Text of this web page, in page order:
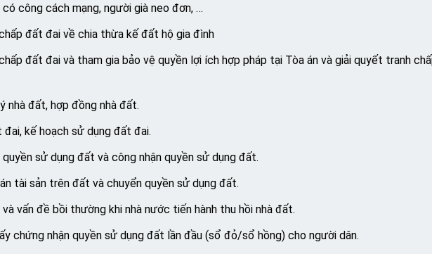
có công cách mạng, người già neo đơn, …
đất đai về chia thừa kế đất hộ gia đình
đất đai và tham gia bảo vệ quyền lợi ích hợp pháp tại Tòa án và giải quyết tranh
nhà đất, hợp đồng nhà đất.
kế hoạch sử dụng đất đai.
sử dụng đất và công nhận quyền sử dụng đất.
tài sản trên đất và chuyển quyền sử dụng đất.
vấn đề bồi thường khi nhà nước tiến hành thu hồi nhà đất.
chứng nhận quyền sử dụng đất lần đầu (sổ đỏ/sổ hồng) cho người dân.